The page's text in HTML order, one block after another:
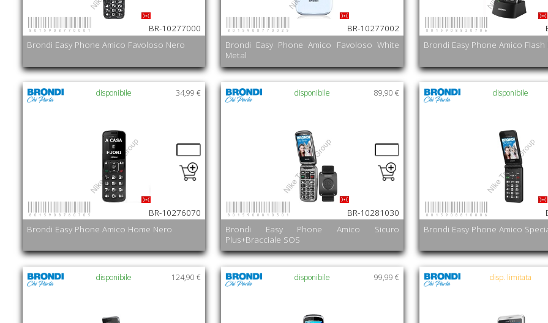
Brondi Easy Phone Amico Favoloso Nero
BR-10277000
Brondi Easy Phone Amico Favoloso White
Metal
BR-10277002
Brondi Easy Phone Amico Flash
34,99 €
Brondi Easy Phone Amico Home Nero
disponibile
BR-10276070
89,90 €
Brondi Easy Phone Amico Sicuro
Plus+Bracciale SOS
disponibile
BR-10281030
Brondi Easy Phone Amico
disponibile
124,90 €
disponibile 99,99 €
disponibile disp. limitata